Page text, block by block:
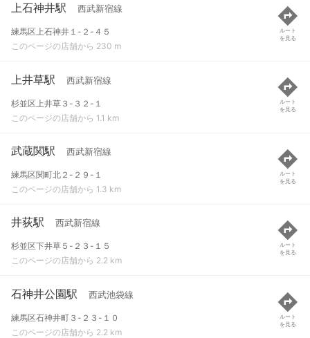
上石神井駅 西武新宿線
練馬区上石神井１-２-４５
このページの店舗から 230 m
ルート
を見る
上井草駅 西武新宿線
杉並区上井草３-３２-１
このページの店舗から 1.1 km
ルート
を見る
武蔵関駅 西武新宿線
練馬区関町北２-２９-１
このページの店舗から 1.3 km
ルート
を見る
井荻駅 西武新宿線
杉並区下井草５-２３-１５
このページの店舗から 2.2 km
ルート
を見る
石神井公園駅 西武池袋線
練馬区石神井町３-２３-１０
このページの店舗から 2.2 km
ルート
を見る